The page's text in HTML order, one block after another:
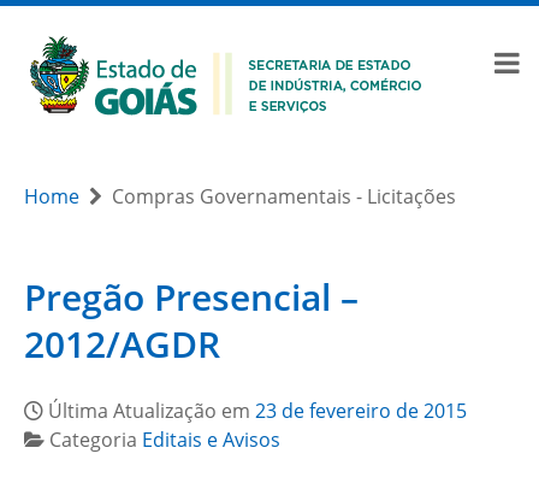
Home Compras Governamentais - Licitações
Pregão Presencial –
2012/AGDR
Última Atualização em 23 de fevereiro de 2015
Categoria Editais e Avisos